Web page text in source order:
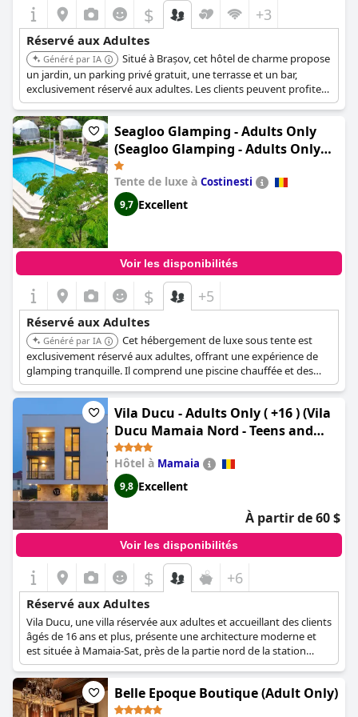
$ +3
Réservé aux Adultes
Généré par IA
Situé à Brașov, cet hôtel de charme propose
un jardin, un parking privé gratuit, une terrasse et un bar,
exclusivement réservé aux adultes. Les clients peuvent profiter
d'un sauna et d'un bain à remous, avec une connexion Wi-Fi
gratuite dans tout l'établissement, garantissant un séjour
relaxant et confortable.Seagloo Glamping - Adults Only
(Seagloo Glamping - Adults Only
12y)
Tente de luxe à Costinesti
9,7 Excellent
Voir les disponibilités
$ +5
Réservé aux Adultes
Généré par IA
Cet hébergement de luxe sous tente est
exclusivement réservé aux adultes, offrant une expérience de
glamping tranquille. Il comprend une piscine chauffée et des
terrasses meublées, assurant un séjour relaxant et privé.
Vila Ducu - Adults Only ( +16 ) (Vila
Ducu Mamaia Nord - Teens and
Adults Only 14 and Over)
Hôtel à Mamaia
9,8 Excellent
À partir de 60 $
Voir les disponibilités
$ +6
Réservé aux Adultes
Vila Ducu, une villa réservée aux adultes et accueillant des clients
âgés de 16 ans et plus, présente une architecture moderne et
est située à Mamaia-Sat, près de la partie nord de la station
balnéaire de Mamaia. S'efforçant de trouver un équilibre entre
l'utilisation efficace de l'espace et le confort maximal, Vila Ducu a
été conçue pour répondre aux besoins des vacanciers, offrant
une gamme complète de services et un confort inoubliable dans
Belle Epoque Boutique (Adult Only)